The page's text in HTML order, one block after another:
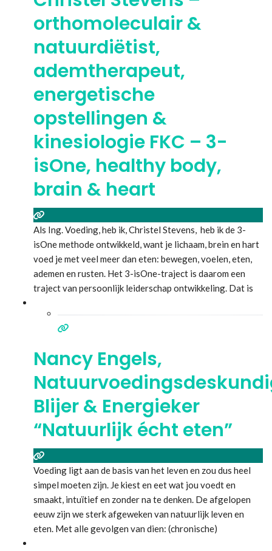
orthomoleculair &
natuurdiëtist,
ademtherapeut,
energetische
opstellingen &
kinesiologie FKC – 3-
isOne, healthy body,
brain & heart
Als Ing. Voeding, heb ik, Christel Stevens, heb ik de 3-
isOne methode ontwikkeld, want je lichaam, brein en hart
voed je met veel meer dan eten: bewegen, voelen, eten,
ademen en rusten. Het 3-isOne-traject is daarom een
traject van persoonlijk leiderschap ontwikkeling. Dat is
ons vel te
Nancy Engels,
Blijer & Energieker
“Natuurlijk écht eten”
Voeding ligt aan de basis van het leven en zou dus heel
simpel moeten zijn. Je kiest en eet wat jou voedt en
smaakt, intuïtief en zonder na te denken. De afgelopen
eeuw zijn we sterk afgeweken van natuurlijk leven en
eten. Met alle gevolgen van dien: (chronische)